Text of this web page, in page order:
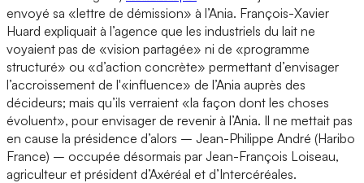
envoyé sa «lettre de démission» à l’Ania. François-Xavier
Huard expliquait à l’agence que les industriels du lait ne
voyaient pas de «vision partagée» ni de «programme
structuré» ou «d’action concrète» permettant d’envisager
l’accroissement de l'«influence» de l’Ania auprès des
décideurs; mais qu’ils verraient «la façon dont les choses
évoluent», pour envisager de revenir à l’Ania. Il ne mettait pas
en cause la présidence d’alors – Jean-Philippe André (Haribo
France) – occupée désormais par Jean-François Loiseau,
agriculteur et président d’Axéréal et d’Intercéréales.